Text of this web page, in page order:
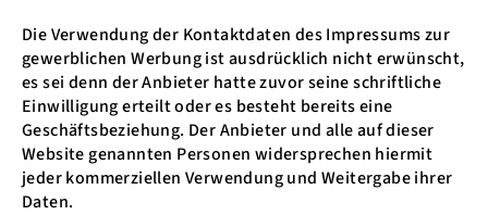
Die Verwendung der Kontaktdaten des Impressums zur
gewerblichen Werbung ist ausdrücklich nicht erwünscht,
es sei denn der Anbieter hatte zuvor seine schriftliche
Einwilligung erteilt oder es besteht bereits eine
Geschäftsbeziehung. Der Anbieter und alle auf dieser
Website genannten Personen widersprechen hiermit
jeder kommerziellen Verwendung und Weitergabe ihrer
Daten.